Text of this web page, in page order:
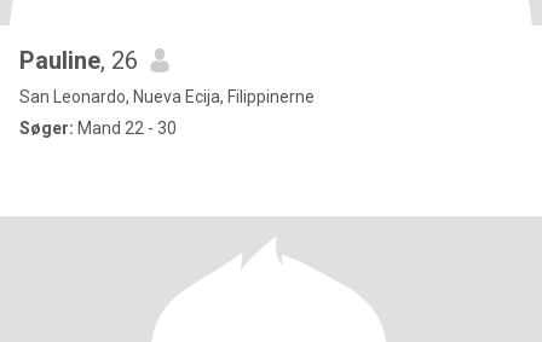
Pauline, 26
San Leonardo, Nueva Ecija, Filippinerne
Søger: Mand 22 - 30